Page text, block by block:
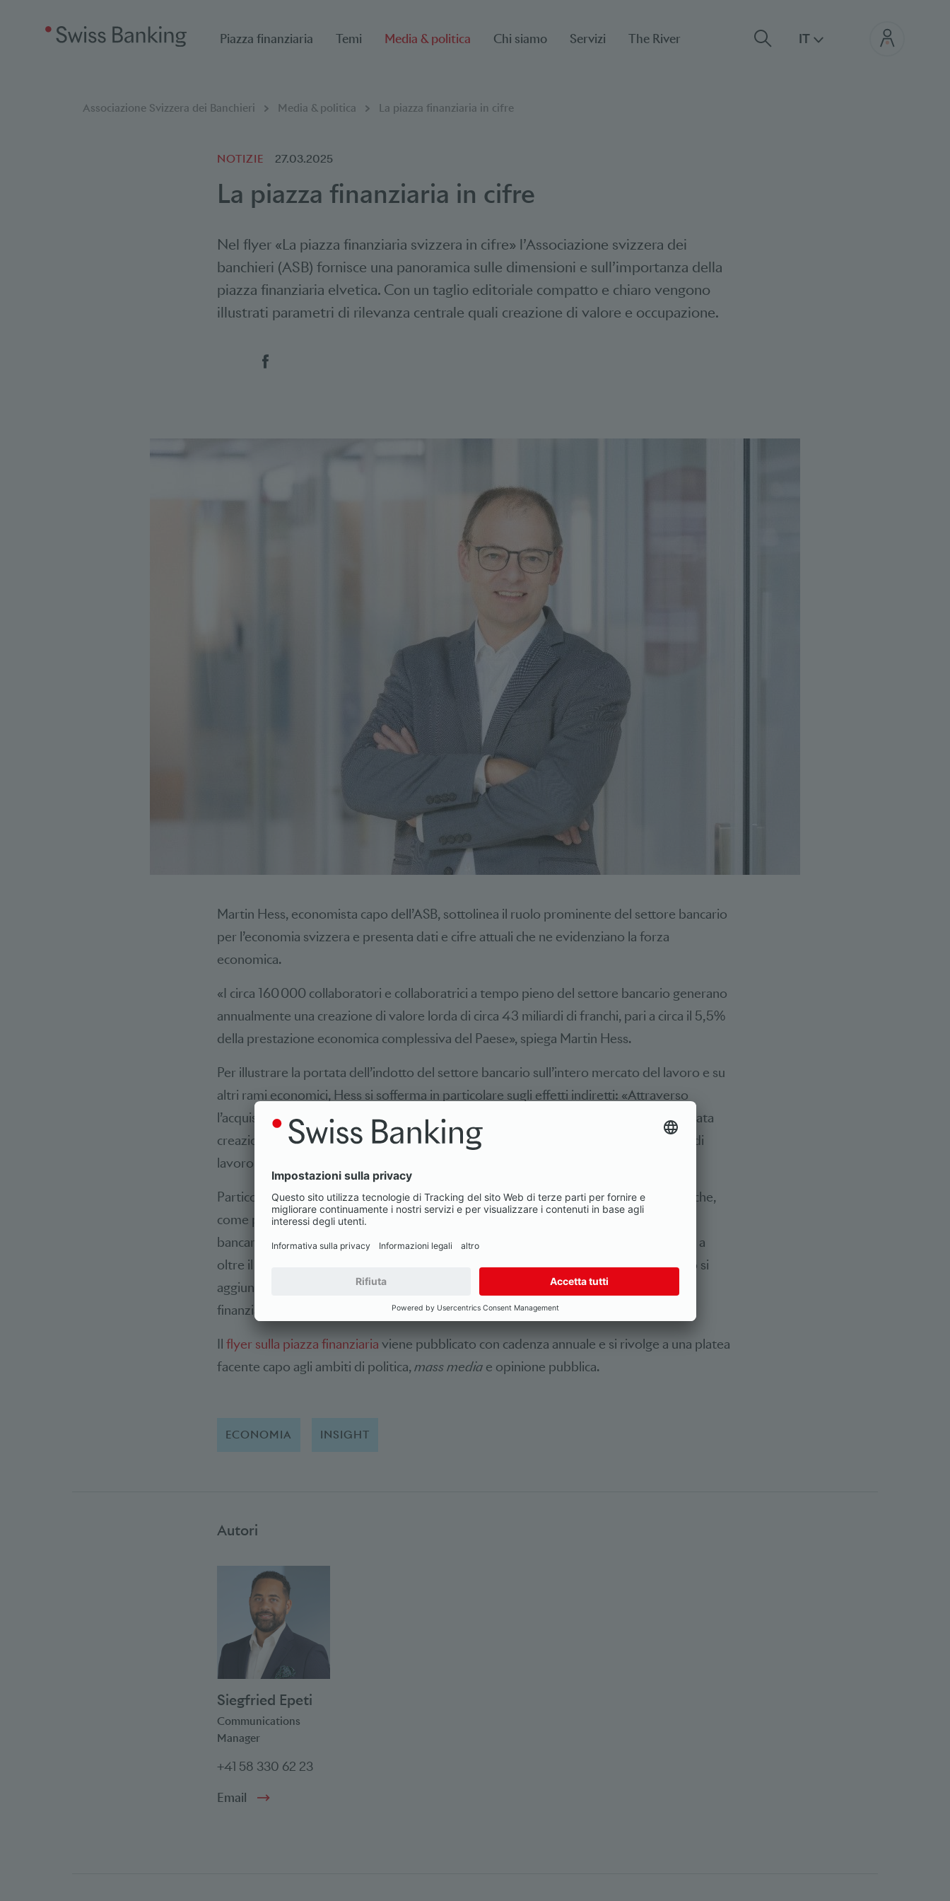
Piazza finanziaria Temi Media & politica Chi siamo Servizi The River IT
Breadcrumb
Sei qui:
Associazione Svizzera dei Banchieri Media & politica La piazza finanziaria in cifre
NOTIZIE 27.03.2025
La piazza finanziaria in cifre
Nel flyer «La piazza finanziaria svizzera in cifre» l’Associazione svizzera dei
banchieri (ASB) fornisce una panoramica sulle dimensioni e sull’importanza della
piazza finanziaria elvetica. Con un taglio editoriale compatto e chiaro vengono
illustrati parametri di rilevanza centrale quali creazione di valore e occupazione.
Social Bookmarks
Martin Hess, economista capo dell’ASB, sottolinea il ruolo prominente del settore bancario
per l’economia svizzera e presenta dati e cifre attuali che ne evidenziano la forza
economica.
«I circa 160 000 collaboratori e collaboratrici a tempo pieno del settore bancario generano
annualmente una creazione di valore lorda di circa 43 miliardi di franchi, pari a circa il 5,5%
della prestazione economica complessiva del Paese», spiega Martin Hess.
Per illustrare la portata dell’indotto del settore bancario sull’intero mercato del lavoro e su
altri rami economici, Hess si sofferma in particolare sugli effetti indiretti: «Attraverso
l’acquisto di prestazioni intermedie le banche generano indirettamente anche un’elevata
creazione di valore in altri settori, che a sua volta si traduce in ulteriori 170 000 posti di
lavoro a tempo pieno».
Particolarmente degno di nota è il contributo del settore bancario alle finanze pubbliche,
come puntualizza Hess: «Con la sua attività a tutto tondo in relazione alle prestazioni
bancarie, il settore contribuisce per circa 8,5 miliardi di franchi alle entrate statali, pari a
oltre il 5% del gettito fiscale complessivo di Confederazione, Cantoni e Comuni. A ciò si
aggiunge un importo di entità analoga proveniente dalle imposte relative al mercato
finanziario».
Il flyer sulla piazza finanziaria viene pubblicato con cadenza annuale e si rivolge a una platea
facente capo agli ambiti di politica, mass media e opinione pubblica.
ECONOMIA INSIGHT
Autori
Siegfried Epeti
Communications
Manager
+41 58 330 62 23
Email